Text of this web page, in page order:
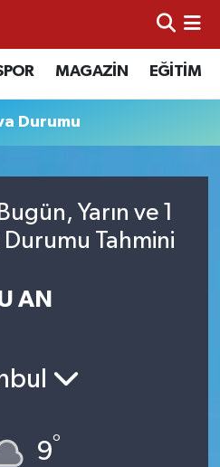
MAGAZİN EĞİTİM
Durumu
Yarın ve 1
Durumu Tahmini
AN
9°
Haritası
ve Fikstür